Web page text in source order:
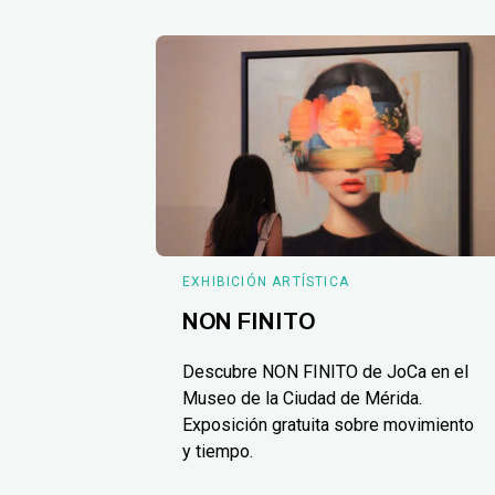
EXHIBICIÓN ARTÍSTICA
NON FINITO
Descubre NON FINITO de JoCa en el
Museo de la Ciudad de Mérida.
Exposición gratuita sobre movimiento
y tiempo.